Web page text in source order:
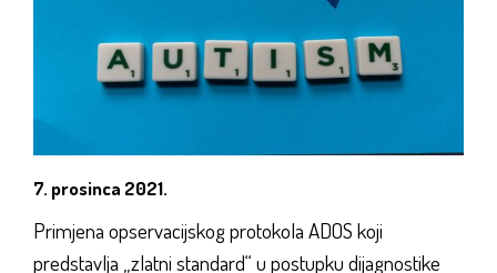
7. prosinca 2021.
Primjena opservacijskog protokola ADOS koji
predstavlja „zlatni standard“ u postupku dijagnostike